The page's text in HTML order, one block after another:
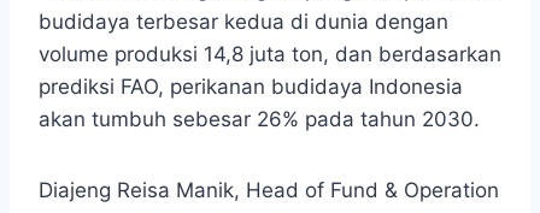
budidaya terbesar kedua di dunia dengan
volume produksi 14,8 juta ton, dan berdasarkan
prediksi FAO, perikanan budidaya Indonesia
akan tumbuh sebesar 26% pada tahun 2030.
Diajeng Reisa Manik, Head of Fund & Operation